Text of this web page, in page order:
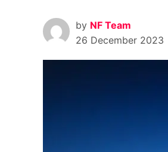
by NF Team
26 December 2023